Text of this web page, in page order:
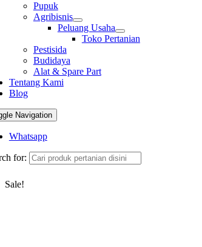
Pupuk
Agribisnis
Peluang Usaha
Toko Pertanian
Pestisida
Budidaya
Alat & Spare Part
Tentang Kami
Blog
Navigation
Whatsapp
for:
Sale!